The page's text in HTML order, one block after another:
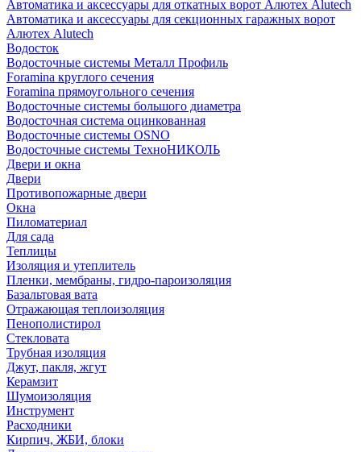
Автоматика и аксессуары для откатных ворот Алютех Alutech
Автоматика и аксессуары для секционных гаражных ворот
Алютех Alutech
Водосток
Водосточные системы Металл Профиль
Foramina круглого сечения
Foramina прямоугольного сечения
Водосточные системы большого диаметра
Водосточная система оцинкованная
Водосточные системы OSNO
Водосточные системы ТехноНИКОЛЬ
Двери и окна
Двери
Противопожарные двери
Окна
Пиломатериал
Для сада
Теплицы
Изоляция и утеплитель
Пленки, мембраны, гидро-пароизоляция
Базальтовая вата
Отражающая теплоизоляция
Пенополистирол
Стекловата
Трубная изоляция
Джут, пакля, жгут
Керамзит
Шумоизоляция
Инструмент
Расходники
Кирпич, ЖБИ, блоки